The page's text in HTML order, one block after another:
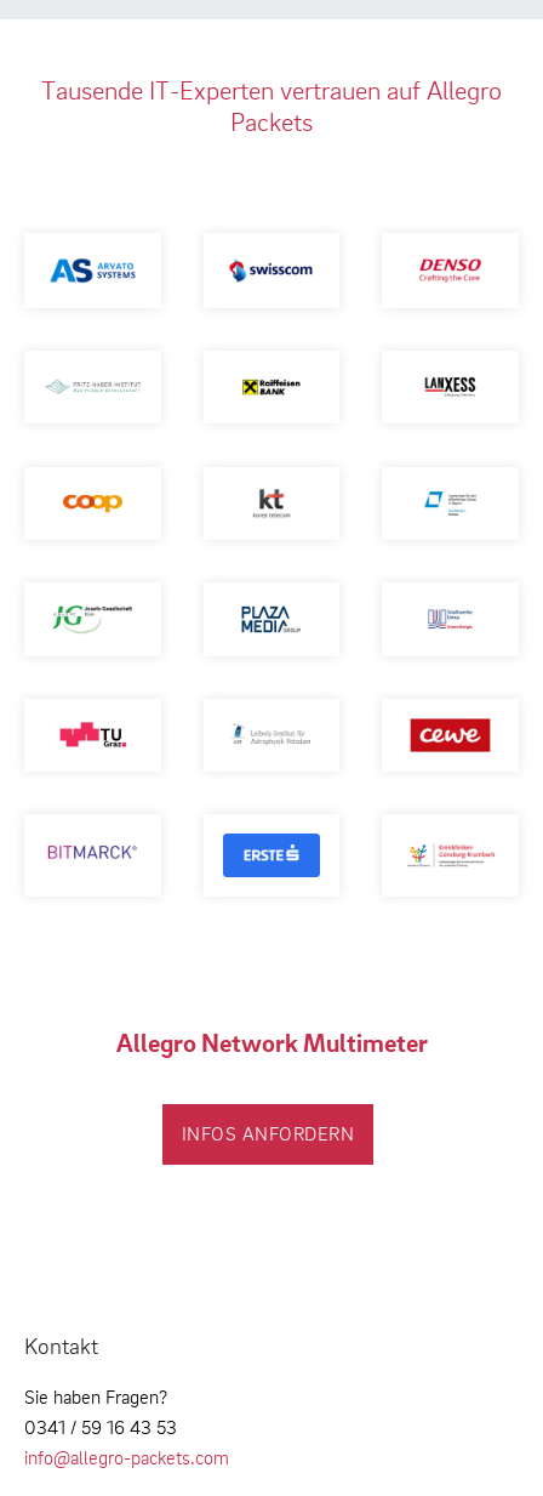
Tausende IT-Experten vertrauen auf Allegro
Packets
Allegro Network Multimeter
INFOS ANFORDERN
Kontakt
Sie haben Fragen?
0341 / 59 16 43 53
info@allegro-packets.com